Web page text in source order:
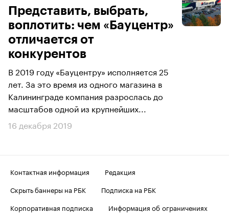
Представить, выбрать,
воплотить: чем «Бауцентр»
отличается от
конкурентов
В 2019 году «Бауцентру» исполняется 25
лет. За это время из одного магазина в
Калининграде компания разрослась до
масштабов одной из крупнейших...
16 декабря 2019
Контактная информация
Редакция
Скрыть баннеры на РБК
Подписка на РБК
Корпоративная подписка
Информация об ограничениях